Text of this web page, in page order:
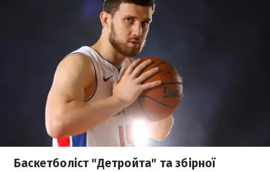
Баскетболіст "Детройта" та збірної